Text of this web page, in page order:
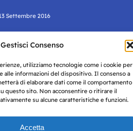
Gestisci Consenso
utilizziamo tecnologie come i cookie per
alle informazioni del dispositivo. Il consenso a
di elaborare dati come il comportamento
questo sito. Non acconsentire o ritirare il
su alcune caratteristiche e funzioni.
Accetta
Settembre 2016
numero 38 del 25/9/2019.
su questo sito sono forniti